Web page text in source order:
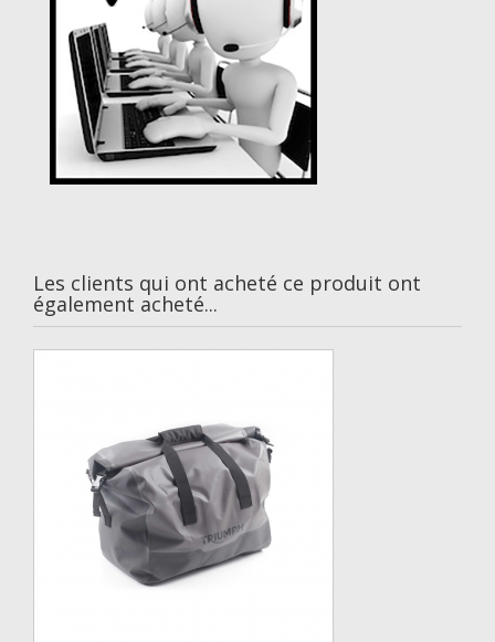
Les clients qui ont acheté ce produit ont
également acheté...